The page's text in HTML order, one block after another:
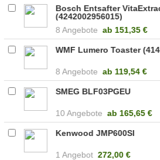
Bosch Entsafter
(4242002956015)
8 Angebote ab 151,35 €
WMF Lumero Toaster
8 Angebote ab 119,54 €
SMEG BLF03PGEU
10 Angebote ab 165,65 €
Kenwood JMP600SI
1 Angebot 272,00 €